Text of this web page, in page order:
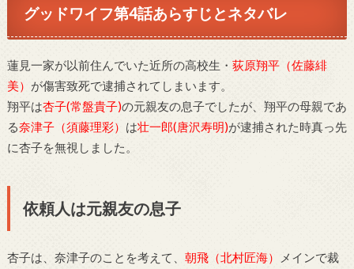
グッドワイフ第4話あらすじとネタバレ
蓮見一家が以前住んでいた近所の高校生・ 荻原翔平（佐藤緋
美） が傷害致死で逮捕されてしまいます。
翔平は杏子(常盤貴子)の元親友の息子でしたが、翔平の母親であ
る奈津子（須藤理彩） は壮一郎(唐沢寿明)が逮捕された時真っ先
に杏子を無視しました。
依頼人は元親友の息子
杏子は、奈津子のことを考えて、 朝飛（北村匠海）
メインで裁